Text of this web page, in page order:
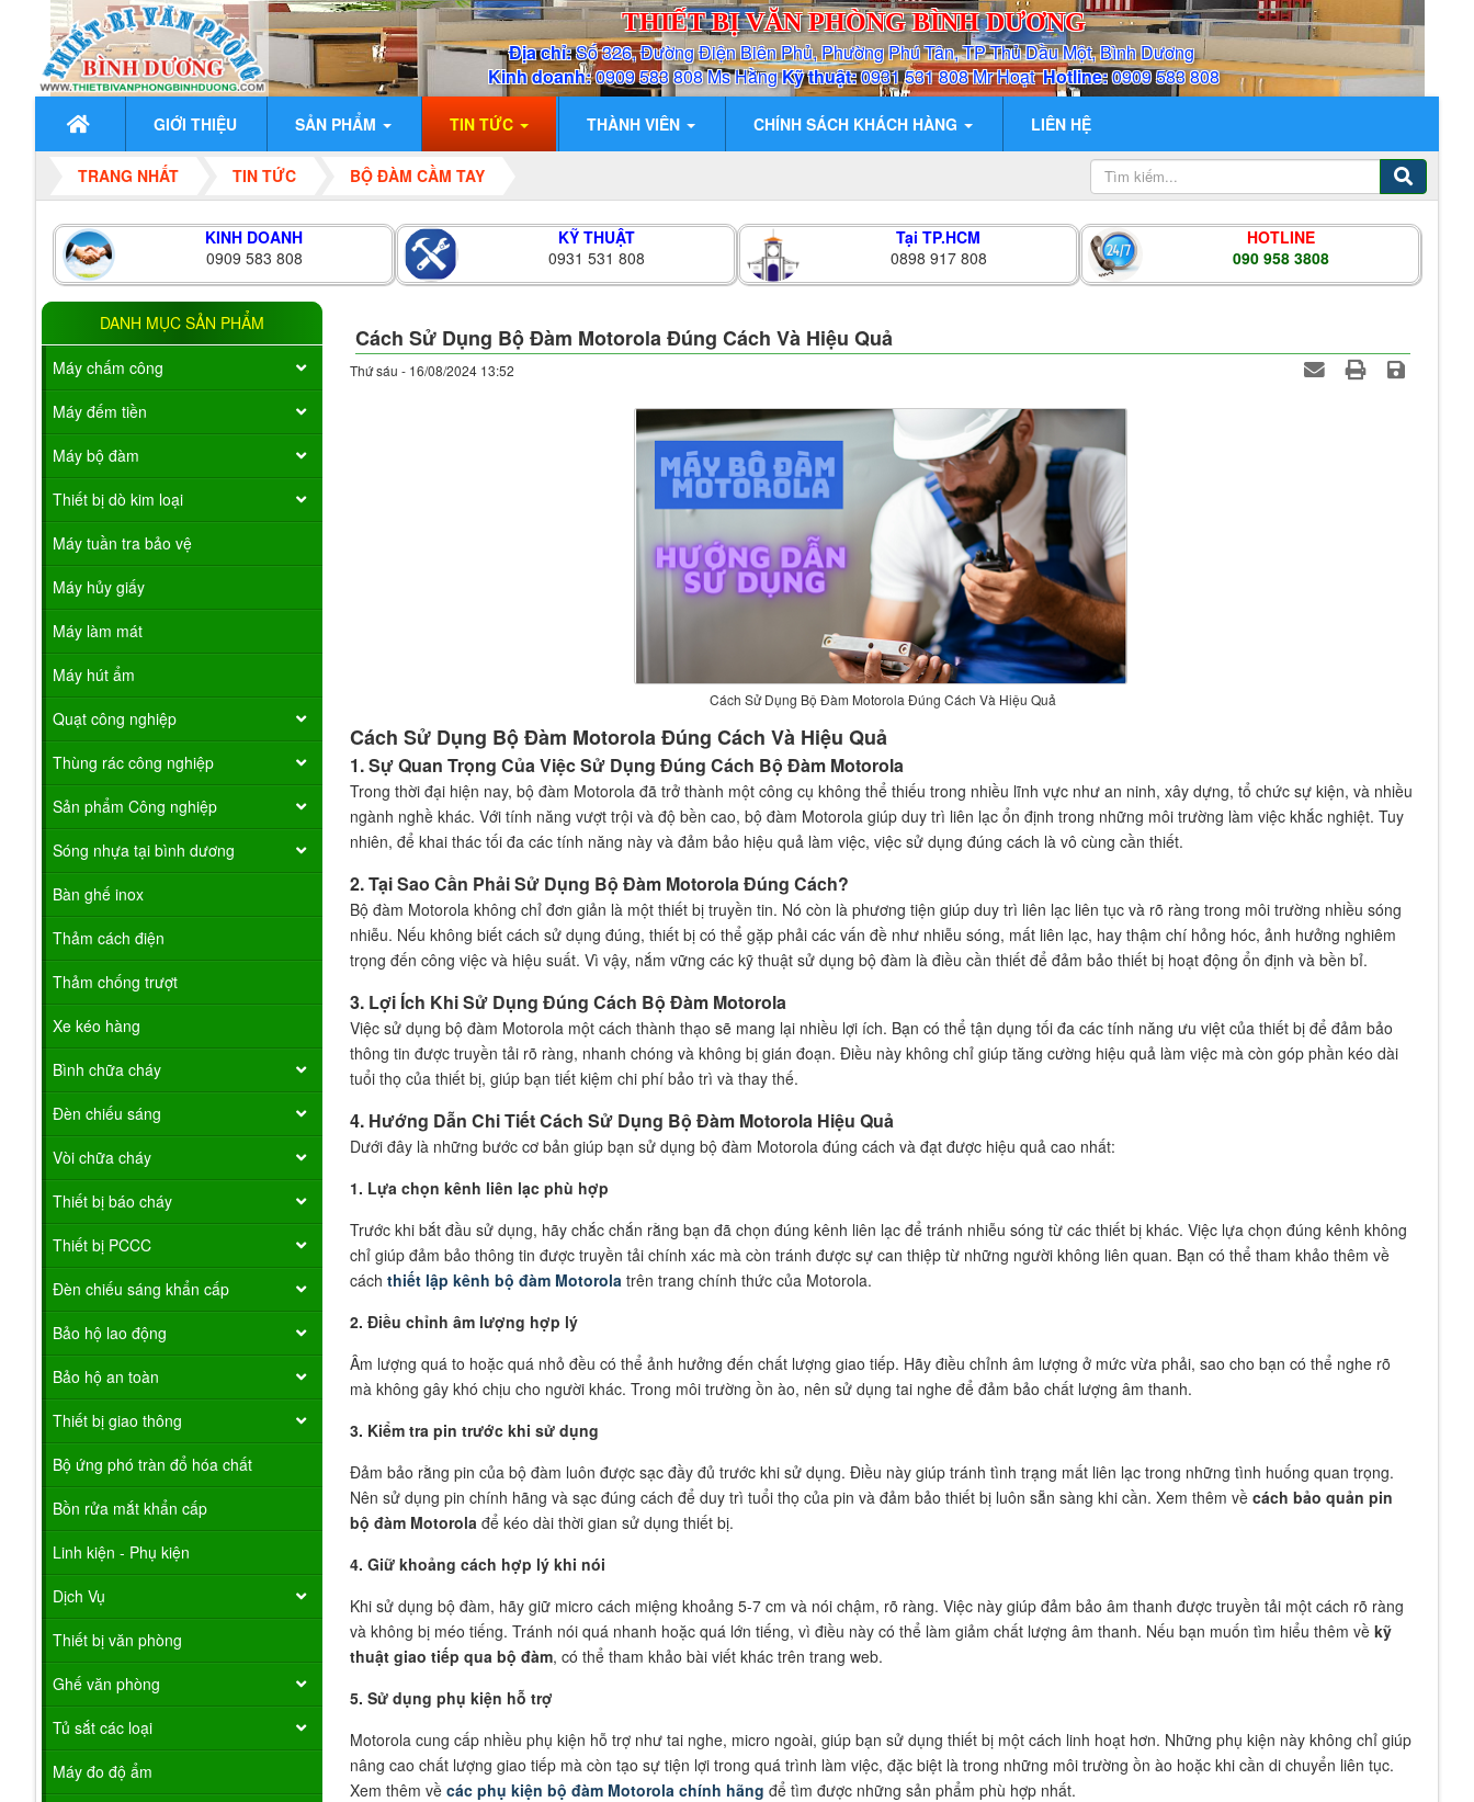
THIẾT BỊ VĂN PHÒNG BÌNH DƯƠNG
Địa chỉ:Số 326, Đường Điện Biên Phủ, Phường Phú Tân, TP Thủ Dầu Một, Bình Dương
Kinh doanh:0909 583 808 Ms HằngKỹ thuật:0931 531 808 Mr HoạtHotline:0909 583 808
GIỚI THIỆU SẢN PHẨM TIN TỨC THÀNH VIÊN CHÍNH SÁCH KHÁCH HÀNG LIÊN HỆ
TRANG NHẤT TIN TỨC BỘ ĐÀM CẦM TAY
KINH DOANH
0909 583 808
KỸ THUẬT
0931 531 808
Tại TP.HCM
0898 917 808
HOTLINE
090 958 3808
Cách Sử Dụng Bộ Đàm Motorola Đúng Cách Và Hiệu Quả
Thứ sáu - 16/08/2024 13:52
Cách Sử Dụng Bộ Đàm Motorola Đúng Cách Và Hiệu Quả
Cách Sử Dụng Bộ Đàm Motorola Đúng Cách Và Hiệu Quả
1. Sự Quan Trọng Của Việc Sử Dụng Đúng Cách Bộ Đàm Motorola
Trong thời đại hiện nay, bộ đàm Motorola đã trở thành một công cụ không thể thiếu trong nhiều lĩnh vực như an ninh, xây dựng, tổ chức sự kiện, và nhiều
ngành nghề khác. Với tính năng vượt trội và độ bền cao, bộ đàm Motorola giúp duy trì liên lạc ổn định trong những môi trường làm việc khắc nghiệt. Tuy
nhiên, để khai thác tối đa các tính năng này và đảm bảo hiệu quả làm việc, việc sử dụng đúng cách là vô cùng cần thiết.
2. Tại Sao Cần Phải Sử Dụng Bộ Đàm Motorola Đúng Cách?
Bộ đàm Motorola không chỉ đơn giản là một thiết bị truyền tin. Nó còn là phương tiện giúp duy trì liên lạc liên tục và rõ ràng trong môi trường nhiều sóng
nhiễu. Nếu không biết cách sử dụng đúng, thiết bị có thể gặp phải các vấn đề như nhiễu sóng, mất liên lạc, hay thậm chí hỏng hóc, ảnh hưởng nghiêm
trọng đến công việc và hiệu suất. Vì vậy, nắm vững các kỹ thuật sử dụng bộ đàm là điều cần thiết để đảm bảo thiết bị hoạt động ổn định và bền bỉ.
3. Lợi Ích Khi Sử Dụng Đúng Cách Bộ Đàm Motorola
Việc sử dụng bộ đàm Motorola một cách thành thạo sẽ mang lại nhiều lợi ích. Bạn có thể tận dụng tối đa các tính năng ưu việt của thiết bị để đảm bảo
thông tin được truyền tải rõ ràng, nhanh chóng và không bị gián đoạn. Điều này không chỉ giúp tăng cường hiệu quả làm việc mà còn góp phần kéo dài
tuổi thọ của thiết bị, giúp bạn tiết kiệm chi phí bảo trì và thay thế.
4. Hướng Dẫn Chi Tiết Cách Sử Dụng Bộ Đàm Motorola Hiệu Quả
Dưới đây là những bước cơ bản giúp bạn sử dụng bộ đàm Motorola đúng cách và đạt được hiệu quả cao nhất:
1. Lựa chọn kênh liên lạc phù hợp
Trước khi bắt đầu sử dụng, hãy chắc chắn rằng bạn đã chọn đúng kênh liên lạc để tránh nhiễu sóng từ các thiết bị khác. Việc lựa chọn đúng kênh không
chỉ giúp đảm bảo thông tin được truyền tải chính xác mà còn tránh được sự can thiệp từ những người không liên quan. Bạn có thể tham khảo thêm về
cáchthiết lập kênh bộ đàm Motorola trên trang chính thức của Motorola.
2. Điều chỉnh âm lượng hợp lý
Âm lượng quá to hoặc quá nhỏ đều có thể ảnh hưởng đến chất lượng giao tiếp. Hãy điều chỉnh âm lượng ở mức vừa phải, sao cho bạn có thể nghe rõ
mà không gây khó chịu cho người khác. Trong môi trường ồn ào, nên sử dụng tai nghe để đảm bảo chất lượng âm thanh.
3. Kiểm tra pin trước khi sử dụng
Đảm bảo rằng pin của bộ đàm luôn được sạc đầy đủ trước khi sử dụng. Điều này giúp tránh tình trạng mất liên lạc trong những tình huống quan trọng.
Nên sử dụng pin chính hãng và sạc đúng cách để duy trì tuổi thọ của pin và đảm bảo thiết bị luôn sẵn sàng khi cần. Xem thêm vềcách bảo quản pin
bộ đàm Motorola để kéo dài thời gian sử dụng thiết bị.
4. Giữ khoảng cách hợp lý khi nói
Khi sử dụng bộ đàm, hãy giữ micro cách miệng khoảng 5-7 cm và nói chậm, rõ ràng. Việc này giúp đảm bảo âm thanh được truyền tải một cách rõ ràng
và không bị méo tiếng. Tránh nói quá nhanh hoặc quá lớn tiếng, vì điều này có thể làm giảm chất lượng âm thanh. Nếu bạn muốn tìm hiểu thêm vềkỹ
thuật giao tiếp qua bộ đàm, có thể tham khảo bài viết khác trên trang web.
5. Sử dụng phụ kiện hỗ trợ
Motorola cung cấp nhiều phụ kiện hỗ trợ như tai nghe, micro ngoài, giúp bạn sử dụng thiết bị một cách linh hoạt hơn. Những phụ kiện này không chỉ giúp
nâng cao chất lượng giao tiếp mà còn tạo sự tiện lợi trong quá trình làm việc, đặc biệt là trong những môi trường ồn ào hoặc khi cần di chuyển liên tục.
Xem thêm vềcác phụ kiện bộ đàm Motorola chính hãng để tìm được những sản phẩm phù hợp nhất.
DANH MỤC SẢN PHẨM
Máy chấm công
Máy đếm tiền
Máy bộ đàm
Thiết bị dò kim loại
Máy tuần tra bảo vệ
Máy hủy giấy
Máy làm mát
Máy hút ẩm
Quạt công nghiệp
Thùng rác công nghiệp
Sản phẩm Công nghiệp
Sóng nhựa tại bình dương
Bàn ghế inox
Thảm cách điện
Thảm chống trượt
Xe kéo hàng
Bình chữa cháy
Đèn chiếu sáng
Vòi chữa cháy
Thiết bị báo cháy
Thiết bị PCCC
Đèn chiếu sáng khẩn cấp
Bảo hộ lao động
Bảo hộ an toàn
Thiết bị giao thông
Bộ ứng phó tràn đổ hóa chất
Bồn rửa mắt khẩn cấp
Linh kiện - Phụ kiện
Dịch Vụ
Thiết bị văn phòng
Ghế văn phòng
Tủ sắt các loại
Máy đo độ ẩm